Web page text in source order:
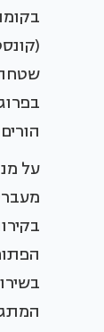
שטחה
על